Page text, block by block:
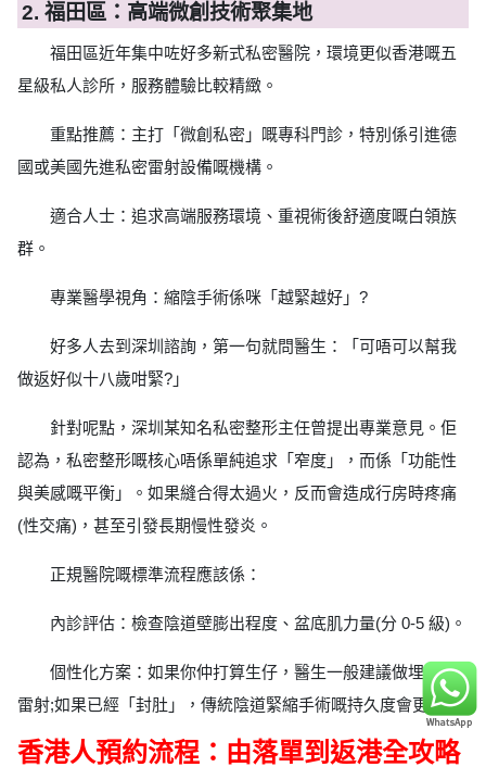
2. 福田區：高端微創技術聚集地
福田區近年集中咗好多新式私密醫院，環境更似香港嘅五
星級私人診所，服務體驗比較精緻。
重點推薦：主打「微創私密」嘅專科門診，特別係引進德
國或美國先進私密雷射設備嘅機構。
適合人士：追求高端服務環境、重視術後舒適度嘅白領族
群。
專業醫學視角：縮陰手術係咪「越緊越好」?
好多人去到深圳諮詢，第一句就問醫生：「可唔可以幫我
做返好似十八歲咁緊?」
針對呢點，深圳某知名私密整形主任曾提出專業意見。佢
認為，私密整形嘅核心唔係單純追求「窄度」，而係「功能性
與美感嘅平衡」。如果縫合得太過火，反而會造成行房時疼痛
(性交痛)，甚至引發長期慢性發炎。
正規醫院嘅標準流程應該係：
內診評估：檢查陰道壁膨出程度、盆底肌力量(分 0-5 級)。
個性化方案：如果你仲打算生仔，醫生一般建議做埋線或
雷射;如果已經「封肚」，傳統陰道緊縮手術嘅持久度會更好。
香港人預約流程：由落單到返港全攻略